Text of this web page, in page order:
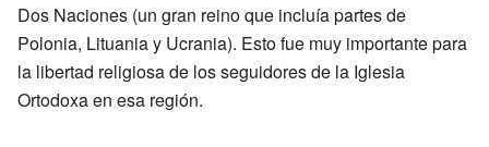
Dos Naciones (un gran reino que incluía partes de
Polonia, Lituania y Ucrania). Esto fue muy importante para
la libertad religiosa de los seguidores de la Iglesia
Ortodoxa en esa región.